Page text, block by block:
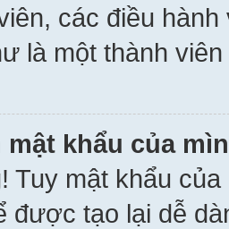
các điều
là một thành viên
mật khẩu của
Tuy mật khẩu
được tạo lại dễ